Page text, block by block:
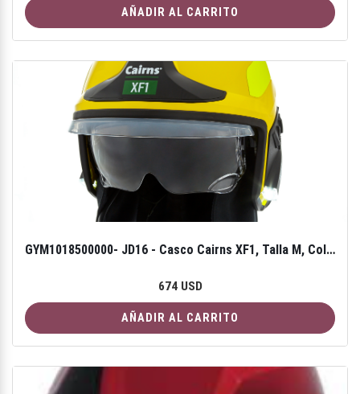
AÑADIR AL CARRITO
GYM1018500000- JD16 - Casco Cairns XF1, Talla M, Color Amarillo, visor claro, cubre cuello tipo monja, cintas reflejantes color amarillo/lima.
674 USD
AÑADIR AL CARRITO